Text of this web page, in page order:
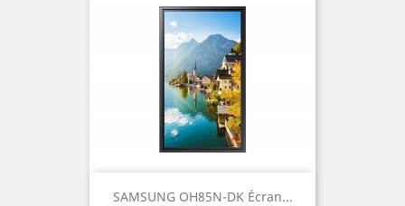
SAMSUNG OH85N-DK Écran...